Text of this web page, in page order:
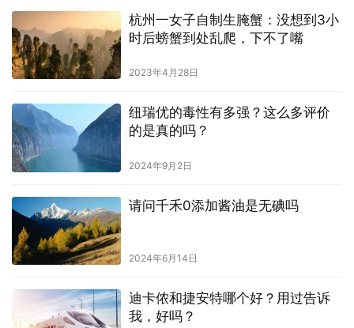
杭州一女子自制生腌蟹：没想到3小
时后螃蟹到处乱爬，下不了嘴
2023年4月28日
纽瑞优的毒性有多强？这么多评价
的是真的吗？
2024年9月2日
请问千禾0添加酱油是无碘吗
2024年6月14日
迪卡侬和捷安特哪个好？用过告诉
我，好吗？